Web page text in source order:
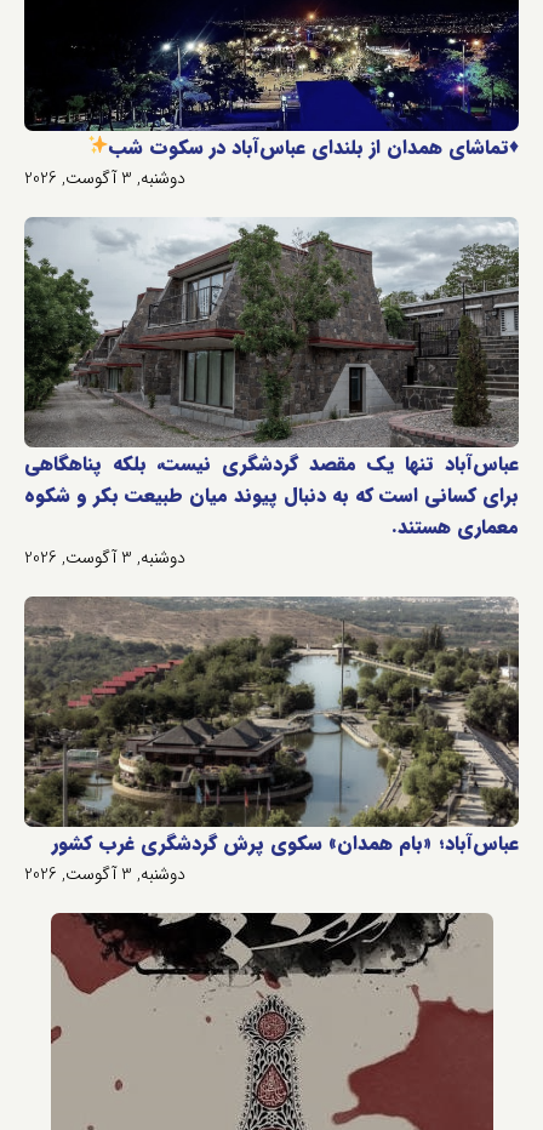
♦️تماشای همدان از بلندای عباس‌آباد در سکوت شب
دوشنبه, 3 آگوست, 2026
عباس‌آباد تنها یک مقصد گردشگری نیست، بلکه پناهگاهی
برای کسانی است که به دنبال پیوند میان طبیعت بکر و شکوه
معماری هستند.
دوشنبه, 3 آگوست, 2026
عباس‌آباد؛ «بام همدان» سکوی پرش گردشگری غرب کشور
دوشنبه, 3 آگوست, 2026